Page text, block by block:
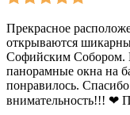
Прекрасное
открываются
Софийским Собором.
панорамные окна на
понравилось.
внимательность!!! ❤